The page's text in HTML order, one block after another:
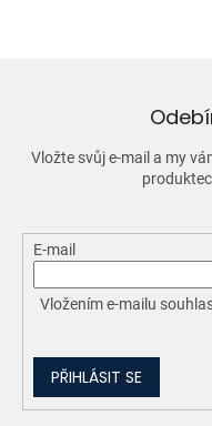
Vložte svůj e-mail a my
E-mail
Vložením e-mailu
PŘIHLÁSIT SE